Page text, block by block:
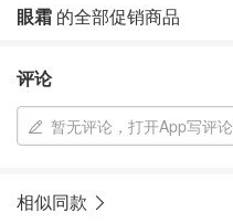
眼霜 的全部促销商品
评论
暂无评论，打开App写评论
相似同款